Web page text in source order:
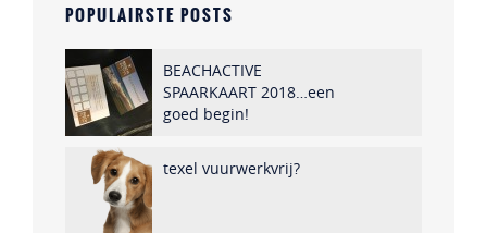
POPULAIRSTE POSTS
BEACHACTIVE
SPAARKAART 2018…een
goed begin!
texel vuurwerkvrij?